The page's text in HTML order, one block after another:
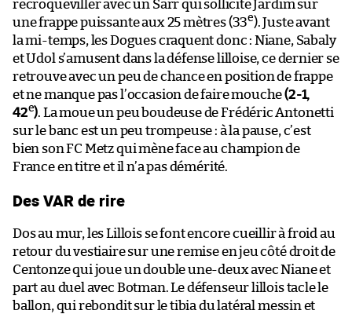
recroqueviller avec un Sarr qui sollicite Jardim sur
une frappe puissante aux 25 mètres (33e). Juste avant
la mi-temps, les Dogues craquent donc : Niane, Sabaly
et Udol s’amusent dans la défense lilloise, ce dernier se
retrouve avec un peu de chance en position de frappe
et ne manque pas l’occasion de faire mouche(2-1,
42e). La moue un peu boudeuse de Frédéric Antonetti
sur le banc est un peu trompeuse : à la pause, c’est
bien son FC Metz qui mène face au champion de
France en titre et il n’a pas démérité.
Des VAR de rire
Dos au mur, les Lillois se font encore cueillir à froid au
retour du vestiaire sur une remise en jeu côté droit de
Centonze qui joue un double une-deux avec Niane et
part au duel avec Botman. Le défenseur lillois tacle le
ballon, qui rebondit sur le tibia du latéral messin et